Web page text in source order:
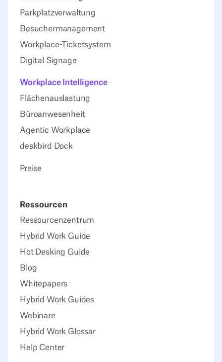
Parkplatzverwaltung
Besuchermanagement
Workplace-Ticketsystem
Digital Signage
Workplace Intelligence
Flächenauslastung
Büroanwesenheit
Agentic Workplace
deskbird Dock
Preise
Ressourcen
Ressourcenzentrum
Hybrid Work Guide
Hot Desking Guide
Blog
Whitepapers
Hybrid Work Guides
Webinare
Hybrid Work Glossar
Help Center